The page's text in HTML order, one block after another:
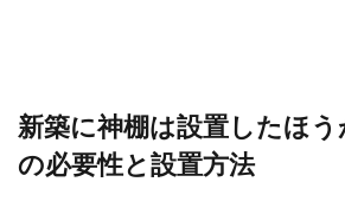
新築に神棚は設置したほ
の必要性と設置方法